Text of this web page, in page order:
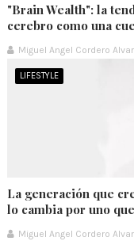
"Brain Wealth": la
cerebro como una
Miguel Angel Cordero
LIFESTYLE
La generación que
lo cambia por uno
Miguel Angel Cordero